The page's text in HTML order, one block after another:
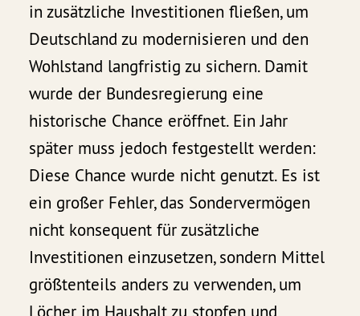
in zusätzliche Investitionen fließen, um
Deutschland zu modernisieren und den
Wohlstand langfristig zu sichern. Damit
wurde der Bundesregierung eine
historische Chance eröffnet. Ein Jahr
später muss jedoch festgestellt werden:
Diese Chance wurde nicht genutzt. Es ist
ein großer Fehler, das Sondervermögen
nicht konsequent für zusätzliche
Investitionen einzusetzen, sondern Mittel
größtenteils anders zu verwenden, um